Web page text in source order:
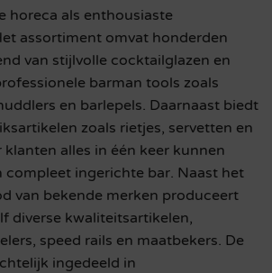
horeca als enthousiaste
assortiment omvat honderden
van stijlvolle cocktailglazen en
barman tools zoals
en barlepels. Daarnaast biedt
zoals rietjes, servetten en
alles in één keer kunnen
compleet ingerichte bar. Naast het
van bekende merken produceert
diverse kwaliteitsartikelen,
speed rails en maatbekers. De
ingedeeld in